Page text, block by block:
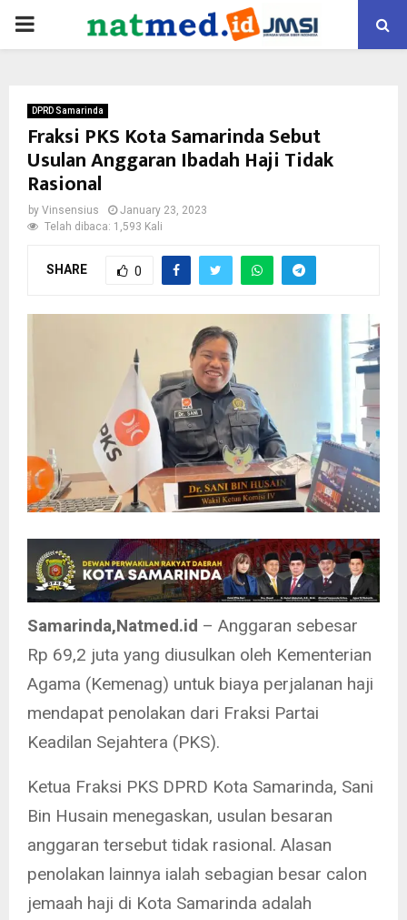
PRIMARY
DPRD Samarinda
Fraksi PKS Kota Samarinda Sebut
Usulan Anggaran Ibadah Haji Tidak
Rasional
by Vinsensius
January 23, 2023
Telah dibaca: 1,593 Kali
SHARE 0
Samarinda,Natmed.id – Anggaran sebesar
Rp 69,2 juta yang diusulkan oleh Kementerian
Agama (Kemenag) untuk biaya perjalanan haji
mendapat penolakan dari Fraksi Partai
Keadilan Sejahtera (PKS).
Ketua Fraksi PKS DPRD Kota Samarinda, Sani
Bin Husain menegaskan, usulan besaran
anggaran tersebut tidak rasional. Alasan
penolakan lainnya ialah sebagian besar calon
jemaah haji di Kota Samarinda adalah